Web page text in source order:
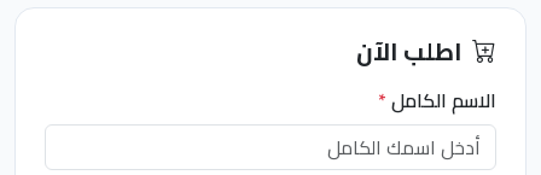
اطلب الآن
الاسم الكامل*